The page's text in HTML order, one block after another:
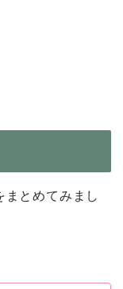
まとめてみまし